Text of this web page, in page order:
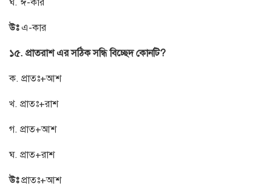
ঘ. ঈ-কার
উঃএ-কার
১৫. প্রাতরাশ এর সঠিক সন্ধি বিচ্ছেদ কোনটি?
ক. প্রাতঃ+আশ
খ. প্রাতঃ+রাশ
গ. প্রাত+আশ
ঘ. প্রাত+রাশ
উঃপ্রাতঃ+আশ